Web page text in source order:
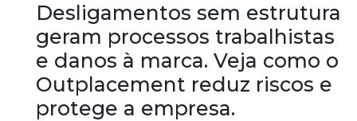
Desligamentos sem estrutura
geram processos trabalhistas
e danos à marca. Veja como o
Outplacement reduz riscos e
protege a empresa.